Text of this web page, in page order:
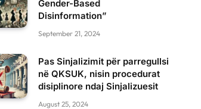
Gender-Based
Disinformation”
September 21, 2024
Pas Sinjalizimit për parregullsi
në QKSUK, nisin procedurat
disiplinore ndaj Sinjalizuesit
August 25, 2024